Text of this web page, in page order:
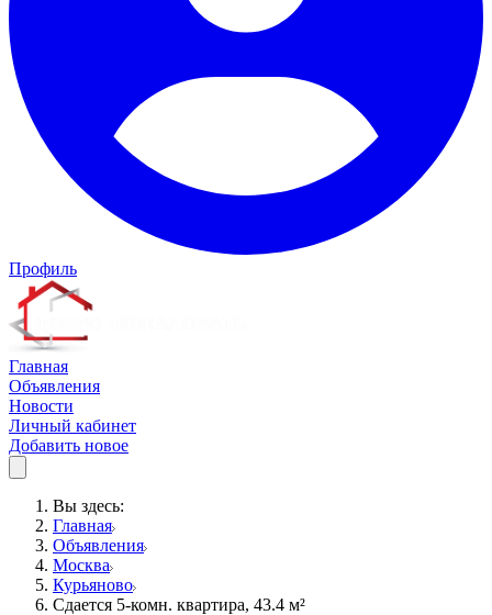
Профиль
Главная
Объявления
Новости
Личный кабинет
Добавить новое
Вы здесь:
Главная
Объявления
Москва
Курьяново
Сдается 5-комн. квартира, 43.4 м²